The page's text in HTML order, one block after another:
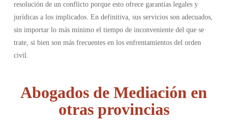
resolución de un conflicto porque esto ofrece garantías legales y
jurídicas a los implicados. En definitiva, sus servicios son adecuados,
sin importar lo más mínimo el tiempo de inconveniente del que se
trate, si bien son más frecuentes en los enfrentamientos del orden
civil.
Abogados de Mediación en
otras provincias